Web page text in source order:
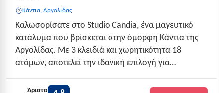
Κάντια, Αργολίδας
Καλωσορίσατε στο Studio Candia, ένα μαγευτικό
κατάλυμα που βρίσκεται στην όμορφη Κάντια της
Αργολίδας. Με 3 κλειδιά και χωρητικότητα 18
ατόμων, αποτελεί την ιδανική επιλογή για
και οικονομικές διακοπές. Η εξαιρετική βαθμολογία
Άριστο